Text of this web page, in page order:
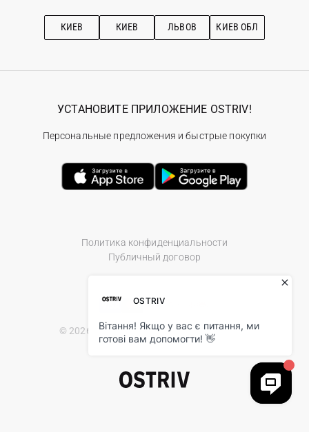
Рекомендации по уходу
КИЕВ КИЕВ ЛЬВОВ КИЕВ ОБЛ
Политика конфиденциальности
Публичный договор
© 2026 Ostriv.ua Store. All Rights Reserved.
УСТАНОВИТЕ ПРИЛОЖЕНИЕ OSTRIV!
Персональные предложения и быстрые покупки